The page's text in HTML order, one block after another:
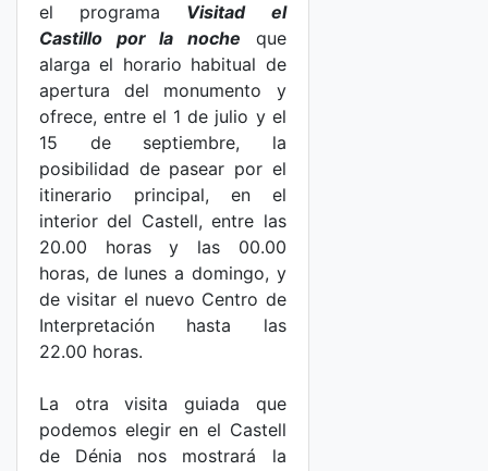
el programa Visitad el
Castillo por la noche que
alarga el horario habitual de
apertura del monumento y
ofrece, entre el 1 de julio y el
15 de septiembre, la
posibilidad de pasear por el
itinerario principal, en el
interior del Castell, entre las
20.00 horas y las 00.00
horas, de lunes a domingo, y
de visitar el nuevo Centro de
Interpretación hasta las
22.00 horas.
La otra visita guiada que
podemos elegir en el Castell
de Dénia nos mostrará la